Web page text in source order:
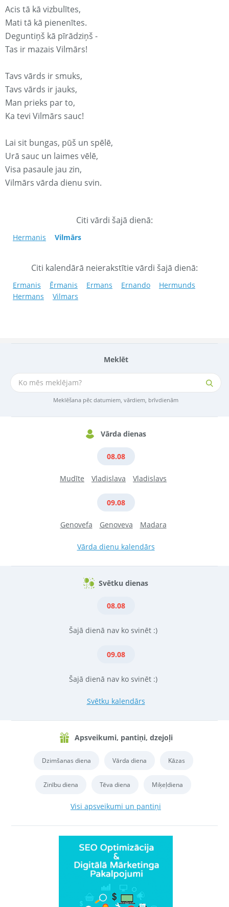
Meklēt
Meklēšana pēc datumiem, vārdiem, brīvdienām
Vārda dienas
08.08
Mudīte Vladislava Vladislavs
09.08
Genovefa Genoveva Madara
Vārda dienu kalendārs
Svētku dienas
08.08
Šajā dienā nav ko svinēt :)
09.08
Šajā dienā nav ko svinēt :)
Svētku kalendārs
Apsveikumi, pantiņi, dzejoļi
Dzimšanas diena Vārda diena Kāzas
Zinību diena Tēva diena Miķeļdiena
Visi apsveikumi un pantiņi
Acis tā kā vizbulītes,
Mati tā kā pienenītes.
Deguntiņš kā pīrādziņš -
Tas ir mazais Vilmārs!
Tavs vārds ir smuks,
Tavs vārds ir jauks,
Man prieks par to,
Ka tevi Vilmārs sauc!
Lai sit bungas, pūš un spēlē,
Urā sauc un laimes vēlē,
Visa pasaule jau zin,
Vilmārs vārda dienu svin.
Citi vārdi šajā dienā:
Hermanis Vilmārs
Citi kalendārā neierakstītie vārdi šajā dienā:
Ermanis Ērmanis Ermans Ernando
Hermunds
Hermans
Vilmars